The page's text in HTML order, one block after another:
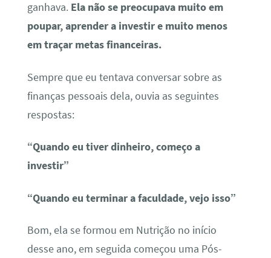
ganhava. Ela não se preocupava muito em
poupar, aprender a investir e muito menos
em traçar metas financeiras.
Sempre que eu tentava conversar sobre as
finanças pessoais dela, ouvia as seguintes
respostas:
“Quando eu tiver dinheiro, começo a
investir”
“Quando eu terminar a faculdade, vejo isso”
Bom, ela se formou em Nutrição no início
desse ano, em seguida começou uma Pós-